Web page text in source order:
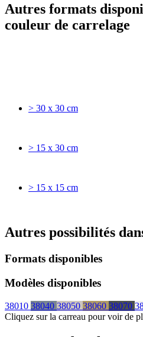
Autres formats
couleur de carrelage
> 30 x 30 cm
> 15 x 30 cm
> 15 x 15 cm
Autres possibilités
Formats disponibles
Modèles disponibles
38010 38040 38050 38060 38070
Cliquez sur la carreau pour voir de